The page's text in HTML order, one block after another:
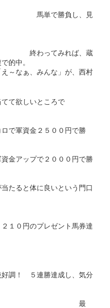
し、見
れば、蔵
的中。
～なぁ、みんな」が、西村
て欲しいところで
資金２５００円で勝
で２０００円で勝
良いという門口
１０円のプレゼント馬券達
好調！ ５連勝達成し、気分